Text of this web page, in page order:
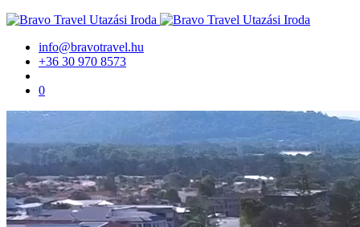
info@bravotravel.hu
+36 30 970 8573
0